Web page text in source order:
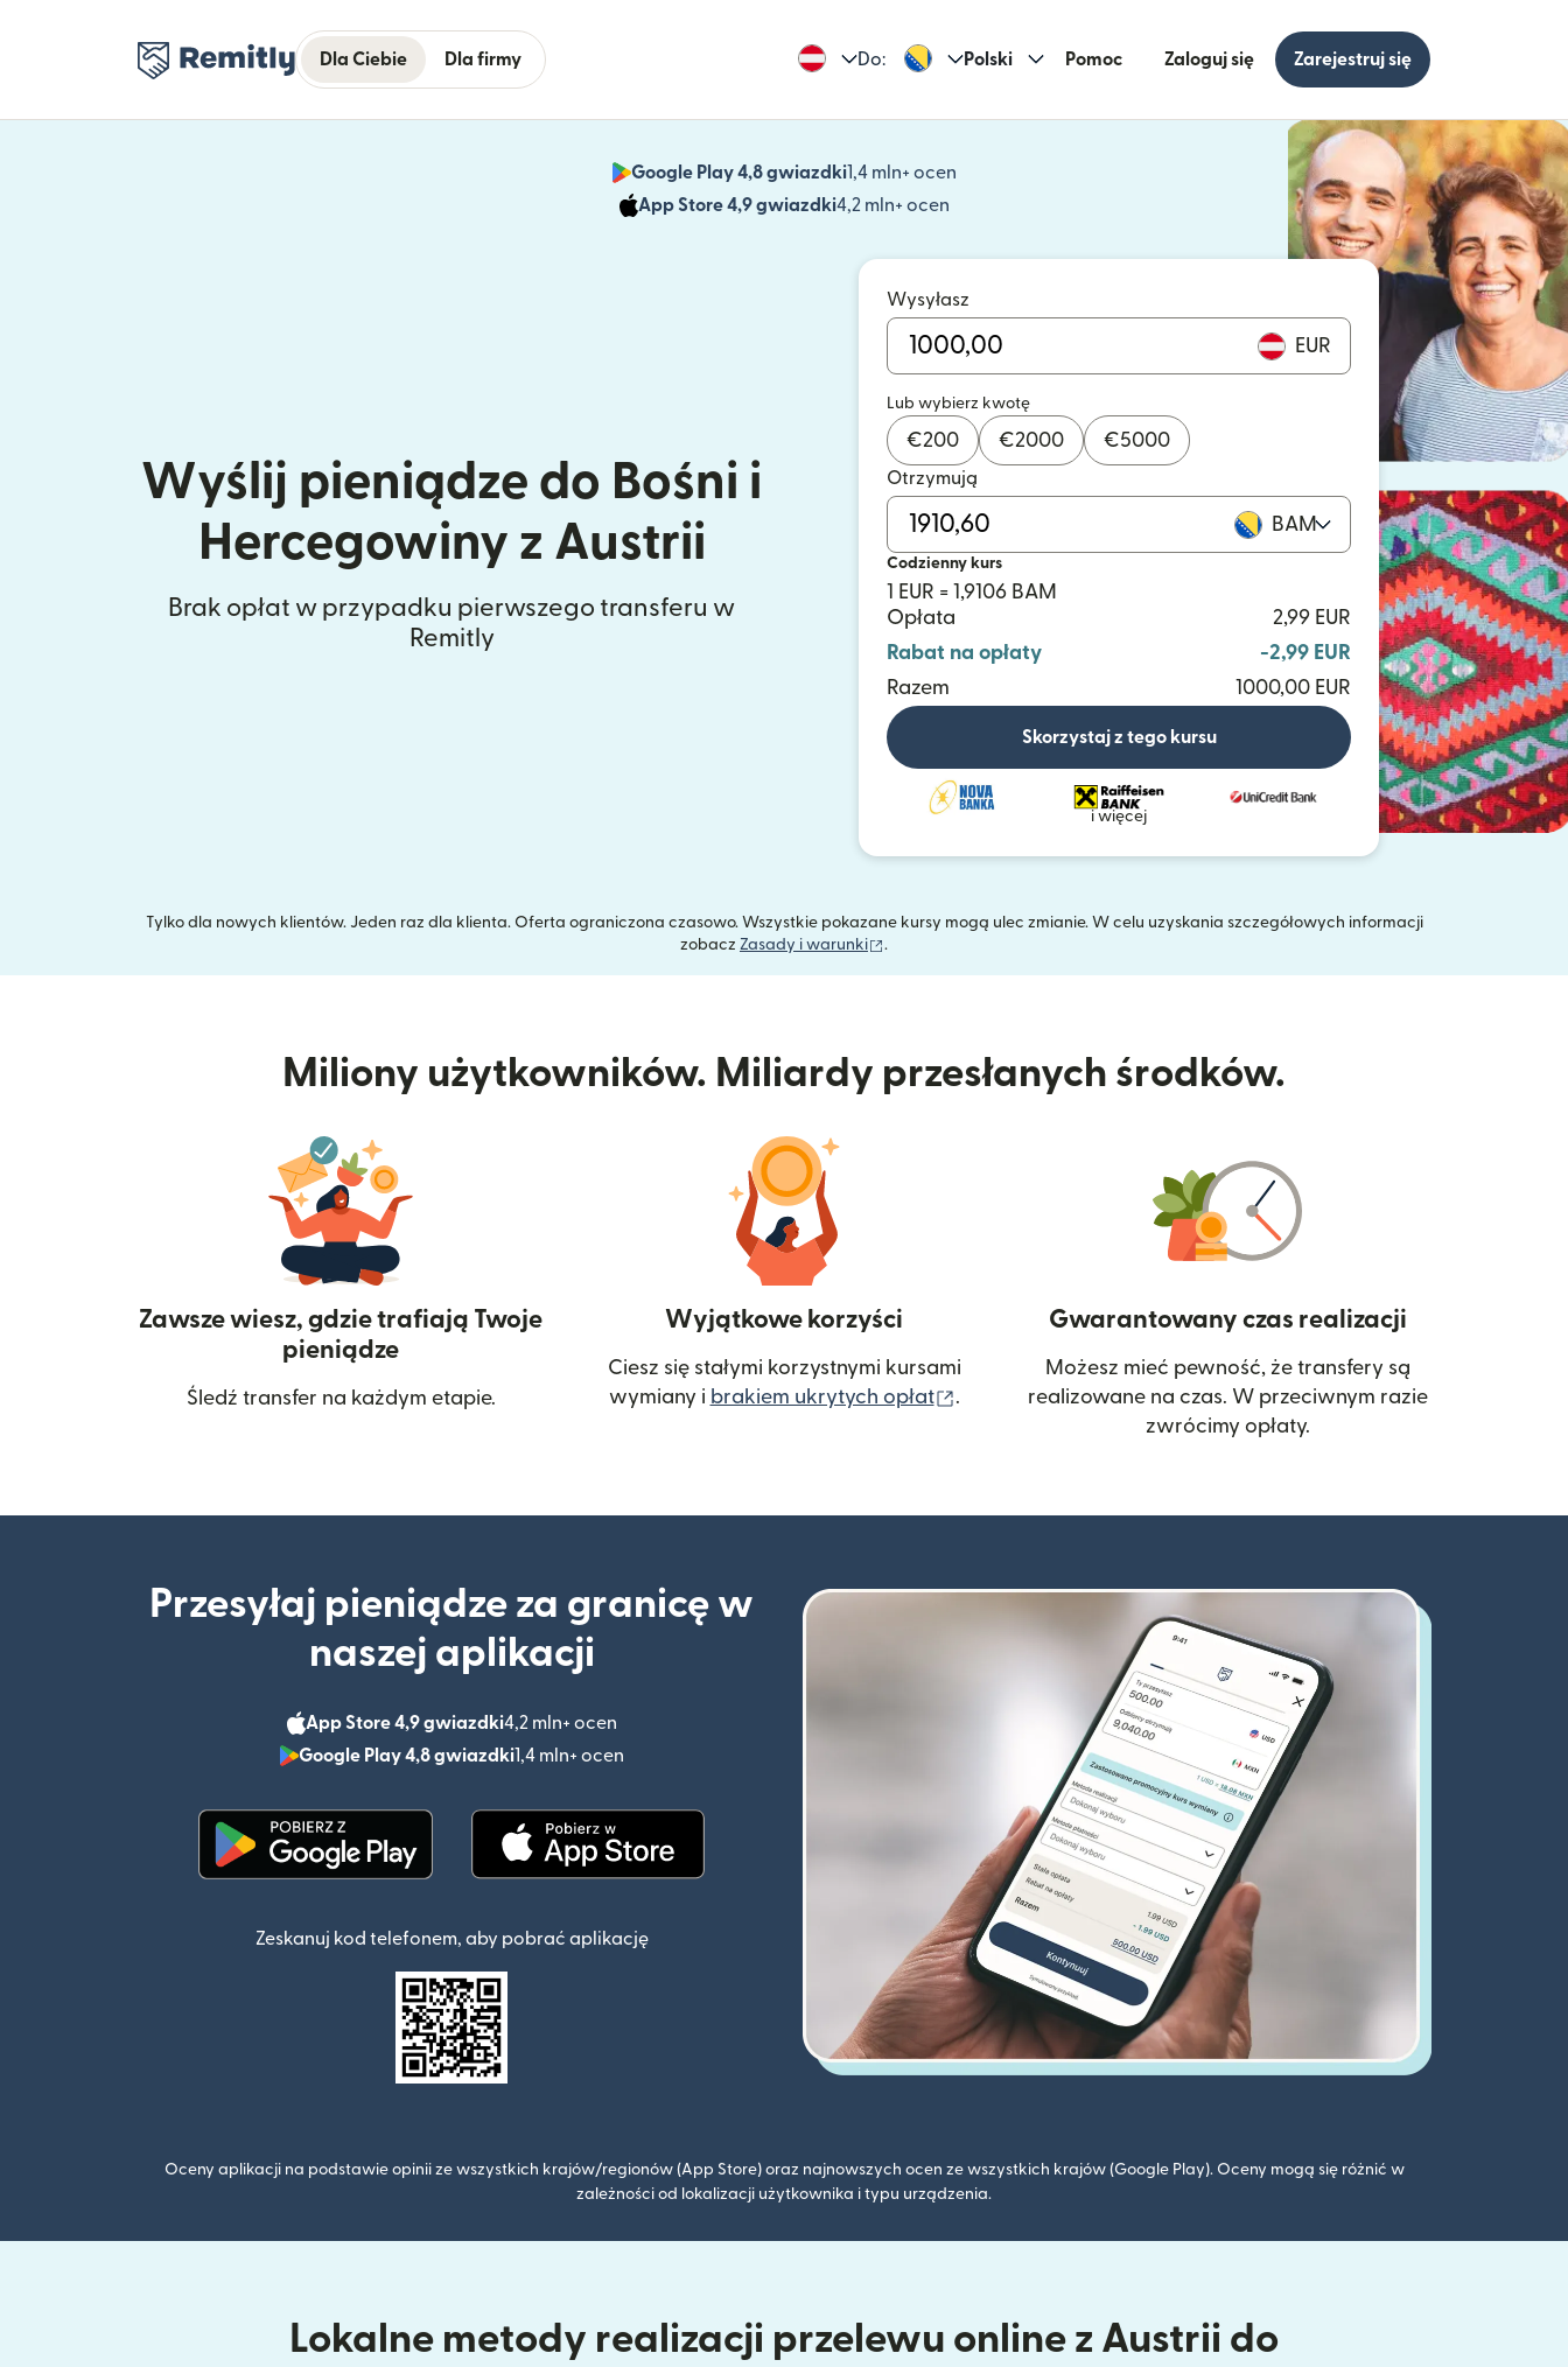
Dla Ciebie Dla firmy Do: Polski Pomoc Zaloguj się Zarejestruj się
Google Play 4,8 gwiazdki1,4 mln+ ocen
(otwiera się w nowym oknie)
App Store 4,9 gwiazdki4,2 mln+ ocen
(otwiera się w nowym oknie)
Wyślij pieniądze do Bośni i
Hercegowiny z Austrii
Brak opłat w przypadku pierwszego transferu w
Remitly
Wysyłasz
EUR
Lub wybierz kwotę
€200 €2000 €5000
Otrzymują
BAM
Codzienny kurs
1 EUR = 1,9106 BAM
Opłata
2,99 EUR
Rabat na opłaty
-2,99 EUR
Razem
1000,00 EUR
Skorzystaj z tego kursu
i więcej
Tylko dla nowych klientów. Jeden raz dla klienta. Oferta ograniczona czasowo. Wszystkie pokazane kursy mogą ulec zmianie. W celu uzyskania szczegółowych informacji
zobacz Zasady i warunki (otwiera się w nowym oknie)
.
Miliony użytkowników. Miliardy przesłanych środków.
Zawsze wiesz, gdzie trafiają Twoje
pieniądze
Śledź transfer na każdym etapie.
Wyjątkowe korzyści
Ciesz się stałymi korzystnymi kursami
wymiany i brakiem ukrytych opłat (otwiera się w nowym oknie)
.
Gwarantowany czas realizacji
Możesz mieć pewność, że transfery są
realizowane na czas. W przeciwnym razie
zwrócimy opłaty.
Przesyłaj pieniądze za granicę w
naszej aplikacji
App Store 4,9 gwiazdki4,2 mln+ ocen
(otwiera się w nowym oknie)
Google Play 4,8 gwiazdki1,4 mln+ ocen
(otwiera się w nowym oknie)
Zeskanuj kod telefonem, aby pobrać aplikację
Oceny aplikacji na podstawie opinii ze wszystkich krajów/regionów (App Store) oraz najnowszych ocen ze wszystkich krajów (Google Play). Oceny mogą się różnić w
zależności od lokalizacji użytkownika i typu urządzenia.
Lokalne metody realizacji przelewu online z Austrii do